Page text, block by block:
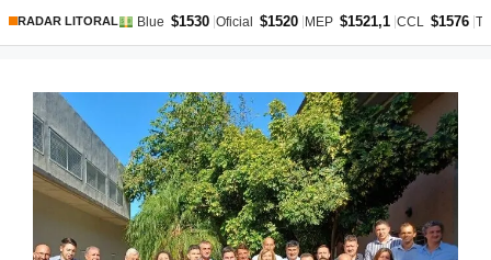
RADAR LITORAL Blue $1530 Oficial $1520 MEP $1521,1 CCL $1576